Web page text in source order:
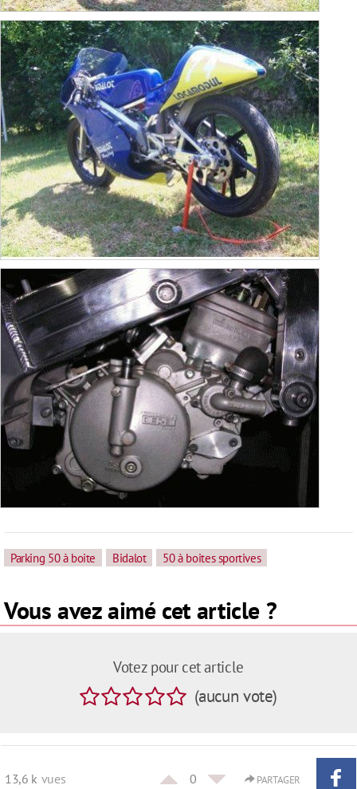
Parking 50 à boite Bidalot 50 à boites sportives
Vous avez aimé cet article ?
Votez pour cet article
(aucun vote)
13,6 k vues 0 PARTAGER